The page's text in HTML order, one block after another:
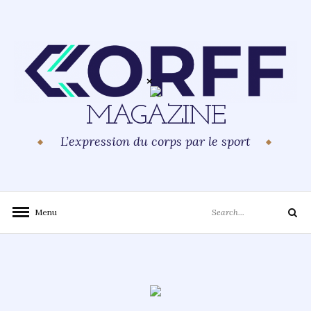
MAGAZINE
L’expression du corps par le sport
Menu
for:
Search